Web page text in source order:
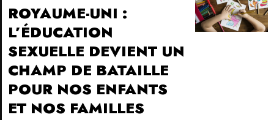
ROYAUME-UNI :
L’ÉDUCATION
SEXUELLE DEVIENT UN
CHAMP DE BATAILLE
POUR NOS ENFANTS
ET NOS FAMILLES